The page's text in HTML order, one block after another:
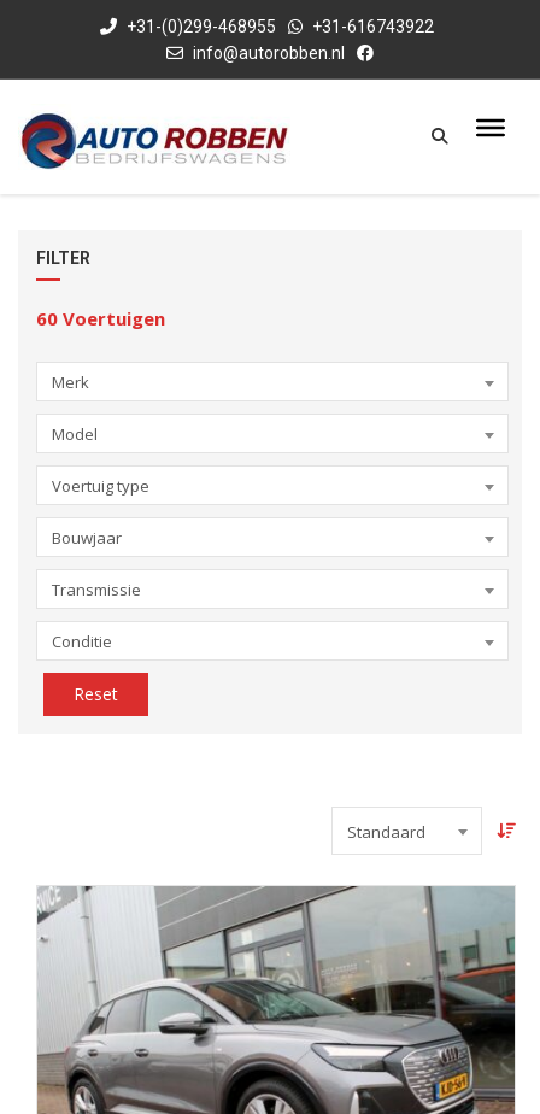
+31-(0)299-468955
+31-616743922
info@autorobben.nl
FILTER
60 Voertuigen
Merk
Model
Voertuig type
Bouwjaar
Transmissie
Conditie
Reset
Standaard